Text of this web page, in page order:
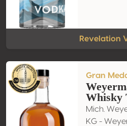
Revelation
Gran
Whisky
Mich.
KG -